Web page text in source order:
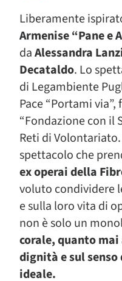
Liberamente
Armenise “Pane e
daAlessandra
Decataldo. Lo
di Legambiente
Pace “Portami
“Fondazione con il
Reti di Volontariato.
spettacolo che
ex operai della
voluto condividere
e sulla loro vita di
non è solo un
corale, quanto
dignità e sul
ideale.